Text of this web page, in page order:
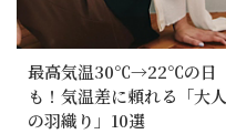
最高気温30℃→22℃の日
も！気温差に頼れる「大人
の羽織り」10選